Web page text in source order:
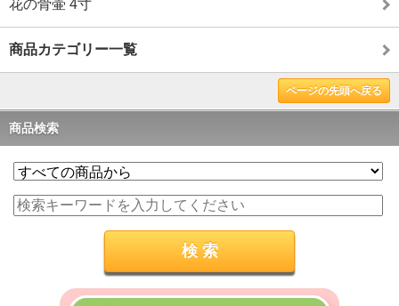
花の骨壷 4寸
商品カテゴリー一覧
ページの先頭へ戻る
商品検索